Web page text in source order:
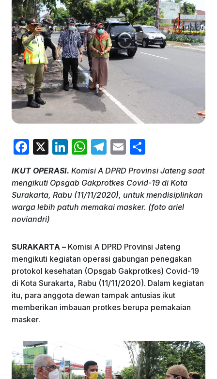
F
c
e
b
o
o
k
X
Li
k
e
dI
W
at
s
A
p
T
e
gr
a
E
ai
l
ar
e
IKUT OPERASI. Komisi A DPRD Provinsi Jateng saat
mengikuti Opsgab Gakprotkes Covid-19 di Kota
Surakarta, Rabu (11/11/2020), untuk mendisiplinkan
warga lebih patuh memakai masker. (foto ariel
noviandri)
SURAKARTA – Komisi A DPRD Provinsi Jateng
mengikuti kegiatan operasi gabungan penegakan
protokol kesehatan (Opsgab Gakprotkes) Covid-19
di Kota Surakarta, Rabu (11/11/2020). Dalam kegiatan
itu, para anggota dewan tampak antusias ikut
memberikan imbauan protkes berupa pemakaian
masker.